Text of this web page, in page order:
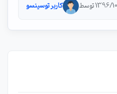
کاربر توسینسو